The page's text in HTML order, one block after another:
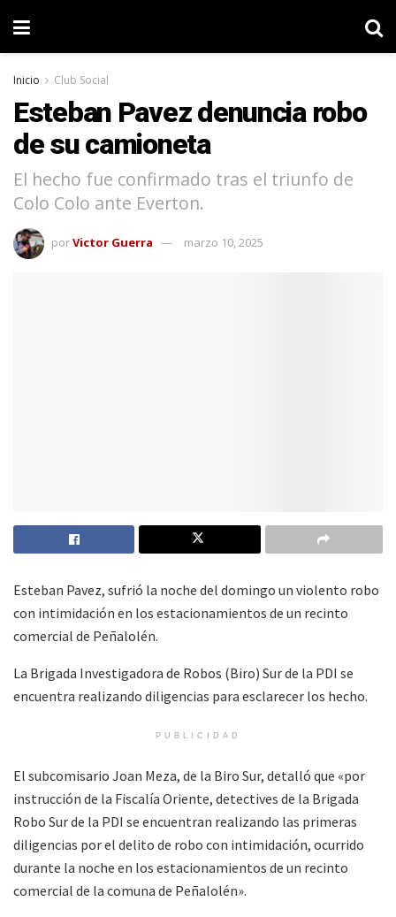
Inicio Club Social
Esteban Pavez denuncia robo
de su camioneta
El hecho fue confirmado tras el triunfo de
Colo Colo ante Everton.
porVictor Guerra marzo 10, 2025
Esteban Pavez, sufrió la noche del domingo un violento robo
con intimidación en los estacionamientos de un recinto
comercial de Peñalolén.
La Brigada Investigadora de Robos (Biro) Sur de la PDI se
encuentra realizando diligencias para esclarecer los hecho.
PUBLICIDAD
El subcomisario Joan Meza, de la Biro Sur, detalló que «por
instrucción de la Fiscalía Oriente, detectives de la Brigada
Robo Sur de la PDI se encuentran realizando las primeras
diligencias por el delito de robo con intimidación, ocurrido
durante la noche en los estacionamientos de un recinto
comercial de la comuna de Peñalolén».